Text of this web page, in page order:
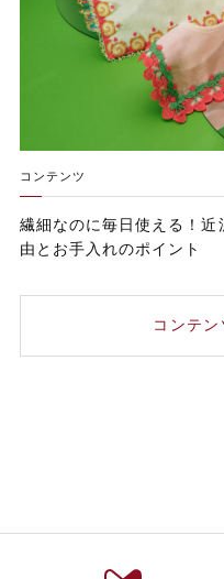
コンテンツ
繊細なのに毎日使える！
由とお手入れのポイント
コンテ